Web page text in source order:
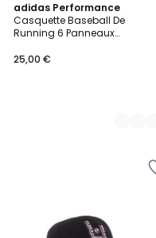
adidas Performance
Casquette Baseball De
Running 6 Panneaux
Baseball De Running
25,00 €
2
Couleurs